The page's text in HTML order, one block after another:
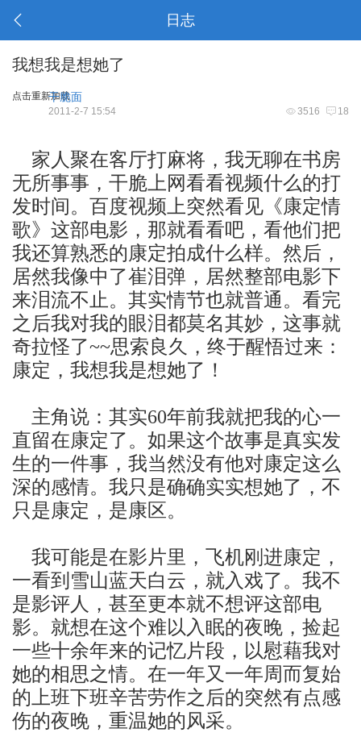
日志
我想我是想她了
点击重新加载
干脆面
3516 18
2011-2-7 15:54
家人聚在客厅打麻将，我无聊在书房
无所事事，干脆上网看看视频什么的打
发时间。百度视频上突然看见《康定情
歌》这部电影，那就看看吧，看他们把
我还算熟悉的康定拍成什么样。然后，
居然我像中了崔泪弹，居然整部电影下
来泪流不止。其实情节也就普通。看完
之后我对我的眼泪都莫名其妙，这事就
奇拉怪了~~思索良久，终于醒悟过来：
康定，我想我是想她了！
主角说：其实60年前我就把我的心一
直留在康定了。如果这个故事是真实发
生的一件事，我当然没有他对康定这么
深的感情。我只是确确实实想她了，不
只是康定，是康区。
我可能是在影片里，飞机刚进康定，
一看到雪山蓝天白云，就入戏了。我不
是影评人，甚至更本就不想评这部电
影。就想在这个难以入眠的夜晚，捡起
一些十余年来的记忆片段，以慰藉我对
她的相思之情。在一年又一年周而复始
的上班下班辛苦劳作之后的突然有点感
伤的夜晚，重温她的风采。